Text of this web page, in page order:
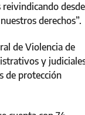
desde
derechos”.
de Violencia de
y
de protección